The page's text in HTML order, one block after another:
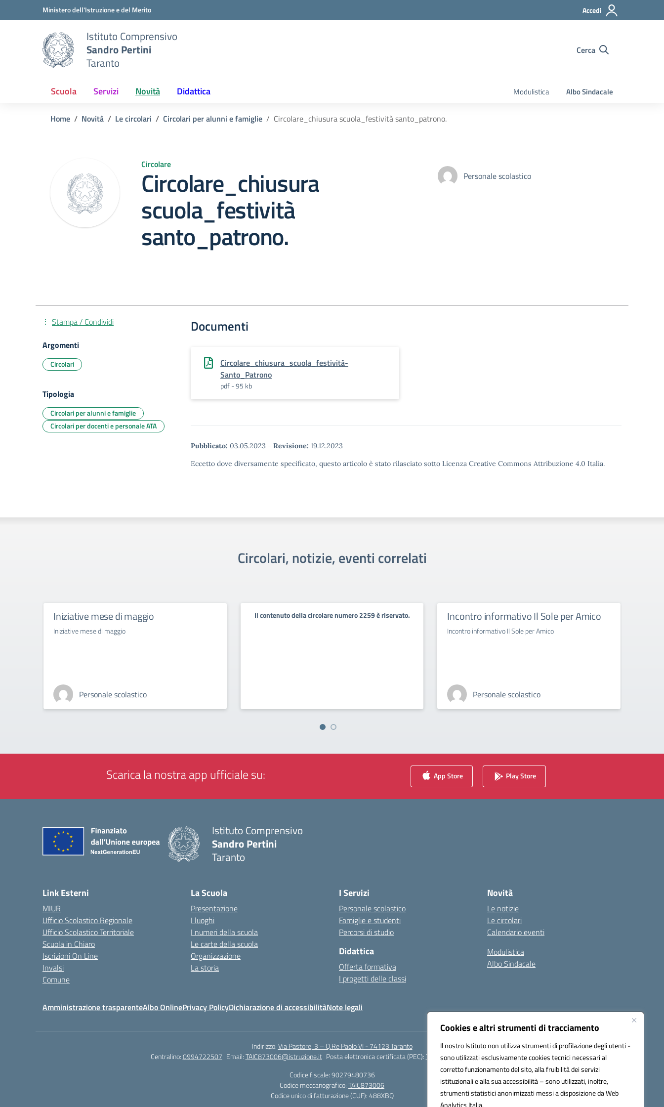
Cookies e altri strumenti di tracciamento
Il nostro Istituto non utilizza strumenti di profilazione degli utenti -
sono utilizzati esclusivamente cookies tecnici necessari al
corretto funzionamento del sito, alla fruibilità dei servizi
istituzionali e alla sua accessibilità – sono utilizzati, inoltre,
strumenti statistici anonimizzati messi a disposizione da Web
Analytics Italia.
Vai ai contenuti
Vai al menu di navigazioneMinistero dell'Istruzione e del Merito Accedi
Istituto Comprensivo
Sandro Pertini
Taranto
Cerca
Scuola Servizi Novità Didattica Modulistica Albo Sindacale
Home Novità Le circolari Circolari per alunni e famiglie Circolare_chiusura scuola_festività santo_patrono.
Circolare
Circolare_chiusura
scuola_festività
santo_patrono.
Personale scolastico
Documenti
Circolare_chiusura_scuola_festività-
Santo_Patrono
pdf - 95 kb
Pubblicato: 03.05.2023 - Revisione: 19.12.2023
Eccetto dove diversamente specificato, questo articolo è stato rilasciato sotto Licenza Creative Commons Attribuzione 4.0 Italia.
Stampa / Condividi
Argomenti
Circolari
Tipologia
Circolari per alunni e famiglie
Circolari per docenti e personale ATA
Circolari, notizie, eventi correlati
Iniziative mese di maggio
Iniziative mese di maggio
Personale scolastico
Il contenuto della circolare numero 2259 è riservato. Incontro informativo Il Sole per Amico
Incontro informativo Il Sole per Amico
Personale scolastico
Scarica la nostra app ufficiale su: App Store Play Store
Istituto Comprensivo
Sandro Pertini
Taranto
Link Esterni
MIUR
Ufficio Scolastico Regionale
Ufficio Scolastico Territoriale
Scuola in Chiaro
Iscrizioni On Line
Invalsi
Comune
La Scuola
Presentazione
I luoghi
I numeri della scuola
Le carte della scuola
Organizzazione
La storia
I Servizi
Personale scolastico
Famiglie e studenti
Percorsi di studio
Didattica
Offerta formativa
I progetti delle classi
Novità
Le notizie
Le circolari
Calendario eventi
Modulistica
Albo Sindacale
Amministrazione trasparenteAlbo OnlinePrivacy PolicyDichiarazione di accessibilitàNote legali
Indirizzo:Via Pastore, 3 – Q.Re Paolo VI - 74123 Taranto
Centralino:0994722507 Email:TAIC873006@istruzione.it Posta elettronica certificata (PEC):TAIC873006@pec.istruzione.it
Codice fiscale: 90279480736
Codice meccanografico:TAIC873006
Codice unico di fatturazione (CUF): 488XBQ